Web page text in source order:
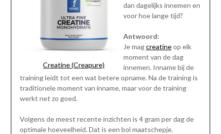
Creatine (Creapure)
dan dagelijks innemen en
voor hoe lange tijd?
Antwoord:
Je magcreatineop elk
moment van de dag
innemen. Inname bij de
training leidt tot een wat betere opname. Na de training is
traditionele moment van inname, maar voor de training
werkt net zo goed.
Volgens de meest recente inzichten is 4 gram per dag de
optimale hoeveelheid. Dat is een bol maatschepje.